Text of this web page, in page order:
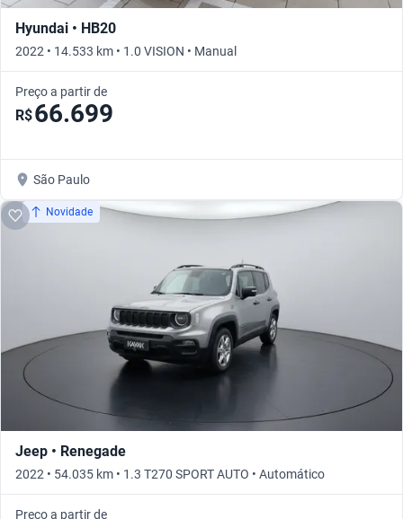
Hyundai • HB20
2022 • 14.533 km • 1.0 VISION • Manual
Preço a partir de
R$66.699
São Paulo
Novidade
Jeep • Renegade
2022 • 54.035 km • 1.3 T270 SPORT AUTO • Automático
Preço a partir de